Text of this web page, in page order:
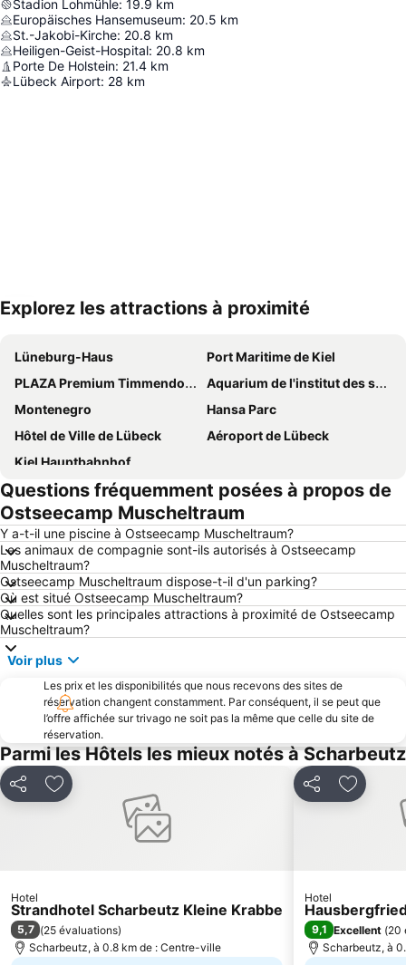
Stadion Lohmühle: 19.9 km
Europäisches Hansemuseum: 20.5 km
St.-Jakobi-Kirche: 20.8 km
Heiligen-Geist-Hospital: 20.8 km
Porte De Holstein: 21.4 km
Lübeck Airport: 28 km
Explorez les attractions à proximité
Lüneburg-Haus
Port Maritime de Kiel
PLAZA Premium Timmendorfer Strand
Aquarium de l'institut des sciences maritimes
Montenegro
Hansa Parc
Hôtel de Ville de Lübeck
Aéroport de Lübeck
Kiel Hauptbahnhof
Questions fréquemment posées à propos de
Ostseecamp Muscheltraum
Y a-t-il une piscine à Ostseecamp Muscheltraum?
Les animaux de compagnie sont-ils autorisés à Ostseecamp
Muscheltraum?
Ostseecamp Muscheltraum dispose-t-il d'un parking?
Où est situé Ostseecamp Muscheltraum?
Quelles sont les principales attractions à proximité de Ostseecamp
Muscheltraum?
Voir plus
Les prix et les disponibilités que nous recevons des sites de
réservation changent constamment. Par conséquent, il se peut que
l’offre affichée sur trivago ne soit pas la même que celle du site de
réservation.
Parmi les Hôtels les mieux notés à Scharbeutz
PartagerAjouter à mes favoris
Hotel
Strandhotel Scharbeutz Kleine Krabbe
5,7 (25 évaluations)
Scharbeutz, à 0.8 km de : Centre-ville
PartagerAjouter
Hotel
9,1 Excellent (20
Scharbeutz, à